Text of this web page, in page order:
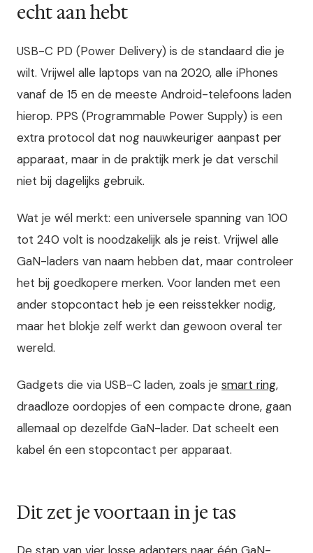
echt aan hebt
USB-C PD (Power Delivery) is de standaard die je
wilt. Vrijwel alle laptops van na 2020, alle iPhones
vanaf de 15 en de meeste Android-telefoons laden
hierop. PPS (Programmable Power Supply) is een
extra protocol dat nog nauwkeuriger aanpast per
apparaat, maar in de praktijk merk je dat verschil
niet bij dagelijks gebruik.
Wat je wél merkt: een universele spanning van 100
tot 240 volt is noodzakelijk als je reist. Vrijwel alle
GaN-laders van naam hebben dat, maar controleer
het bij goedkopere merken. Voor landen met een
ander stopcontact heb je een reisstekker nodig,
maar het blokje zelf werkt dan gewoon overal ter
wereld.
Gadgets die via USB-C laden, zoals je smart ring,
draadloze oordopjes of een compacte drone, gaan
allemaal op dezelfde GaN-lader. Dat scheelt een
kabel én een stopcontact per apparaat.
Dit zet je voortaan in je tas